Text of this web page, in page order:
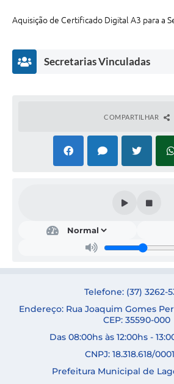
Termos de Uso & Política de Privacidade
Aquisição de Certificado Digital A3 para a
Secretarias Vinculadas
etar
EA
COMPARTILHAR
Telefone: (37) 3262-
Endereço: Rua Joaquim Gomes
CEP: 35590-000
Das 08:00hs às 12:00hs -
CNPJ: 18.318.618/
Prefeitura Municipal de